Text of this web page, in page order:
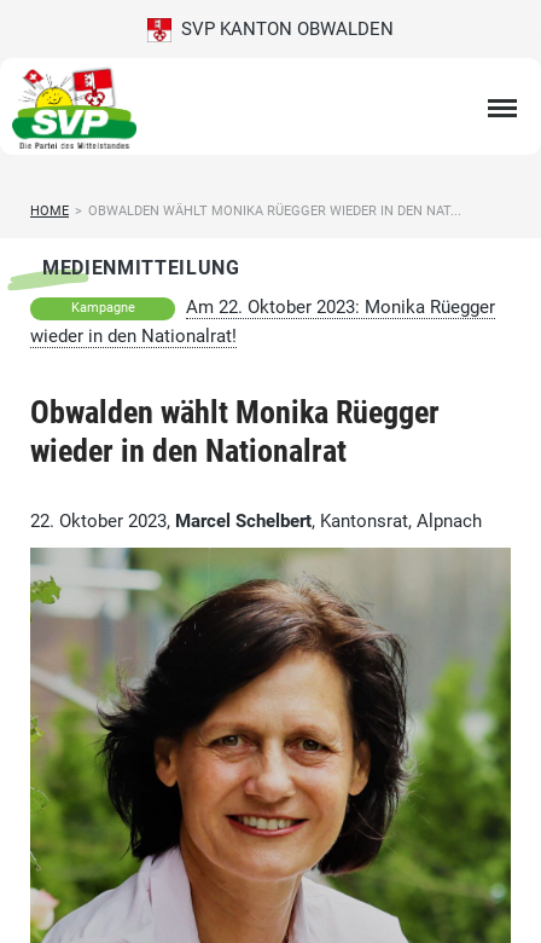
SVP KANTON OBWALDEN
HOME > OBWALDEN WÄHLT MONIKA RÜEGGER WIEDER IN DEN NAT...
MEDIENMITTEILUNG
Kampagne
Am 22. Oktober 2023: Monika Rüegger
wieder in den Nationalrat!
Obwalden wählt Monika Rüegger
wieder in den Nationalrat
22. Oktober 2023, Marcel Schelbert, Kantonsrat, Alpnach